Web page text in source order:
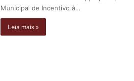
Municipal de Incentivo à…
Leia mais »